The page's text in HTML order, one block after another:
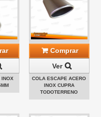
INOX
Comprar
Ver
COLA ESCAPE ACERO
INOX CUPRA
TODOTERRENO